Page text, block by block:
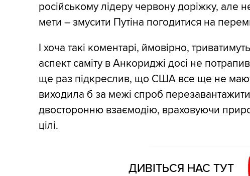
російському лідеру червону доріжку, але
мети – змусити Путіна погодитися на
І хоча такі коментарі, ймовірно,
аспект саміту в Анкориджі досі не
ще раз підкреслив, що США все ще не мають
виходила б за межі спроб
двосторонню взаємодію, враховуючи
цілі.
ДИВІТЬСЯ НАС ТУТ